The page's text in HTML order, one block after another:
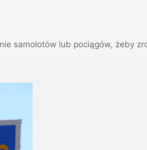
samolotów lub pociągów, żeby